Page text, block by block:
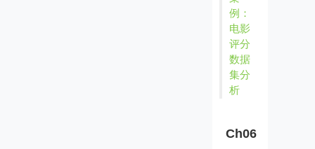
例：
电影
评分
数据
集分
析
Ch06